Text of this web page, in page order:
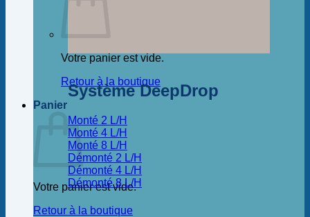
Votre panier est vide.
Retour à la boutique
Panier
Votre panier est vide.
Retour à la boutique
Système DeepDrop
Monté 2 L/H
Monté 4 L/H
Monté 8 L/H
Démonté 2 L/H
Démonté 4 L/H
Démonté 8 L/H